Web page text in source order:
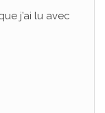
j’ai lu avec